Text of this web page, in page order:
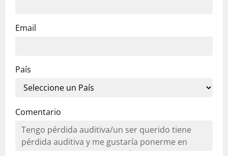
Email
País
Comentario